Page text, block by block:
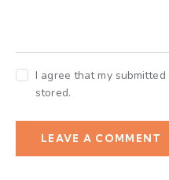
I agree that my
stored.